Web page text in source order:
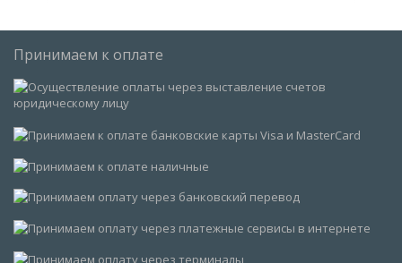
Принимаем к оплате